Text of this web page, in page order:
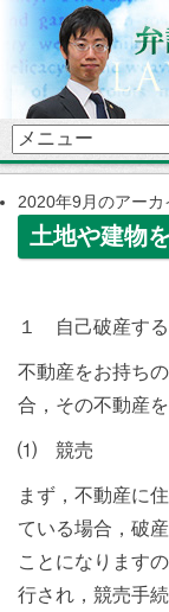
2020年9月のアーカ
土地や建物
１ 自己破産す
不動産をお持ち
合，その不動産
⑴ 競売
まず，不動産に
ている場合，破
ことになります
行され，競売手